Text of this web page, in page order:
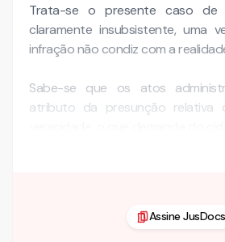
Trata-se o presente caso de
claramente insubsistente, uma
infração não condiz com a
Sabe-se que os atos
atributo da presunção relativa
Assine JusDocs